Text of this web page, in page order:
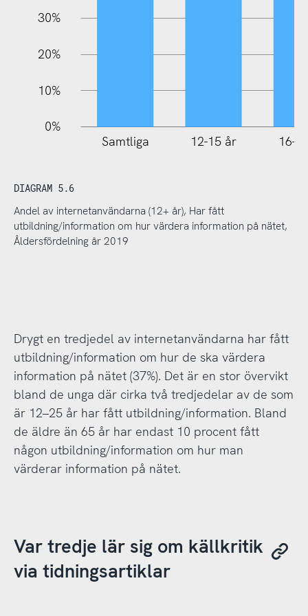
30%
20%
10%
0%
Samtliga 12-15 år 16-
DIAGRAM 5.6
Andel av internetanvändarna (12+ år), Har fått
utbildning/information om hur värdera information på nätet,
Åldersfördelning år 2019
Drygt en tredjedel av internetanvändarna har fått
utbildning/information om hur de ska värdera
information på nätet (37%). Det är en stor övervikt
bland de unga där cirka två tredjedelar av de som
är 12–25 år har fått utbildning/information. Bland
de äldre än 65 år har endast 10 procent fått
någon utbildning/information om hur man
värderar information på nätet.
Var tredje lär sig om källkritik
via tidningsartiklar